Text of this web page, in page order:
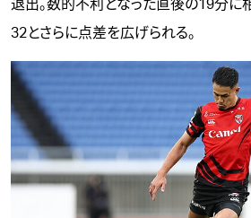
退出。数的不利となった直後の19分に
32とさらに点差を広げられる。